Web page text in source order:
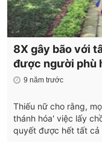
8X gây bão với
được người phù
9 năm trước
Thiếu nữ cho rằng,
thánh hóa' việc lấy
quyết được hết tất cả